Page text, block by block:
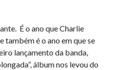
É o ano que Charlie
também é o ano em que se
lançamento da banda,
álbum nos levou do